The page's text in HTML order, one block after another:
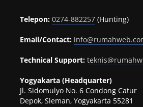
Telepon: 0274-882257 (Hunting)
Email/Contact:
Technical Support:
Yogyakarta (Headquarter)
Jl. Sidomulyo No. 6 Condong Catur
Depok, Sleman, Yogyakarta 55281